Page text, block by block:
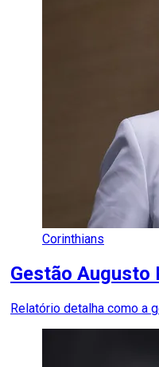
Corinthians
Gestão Augusto
Relatório detalha como a